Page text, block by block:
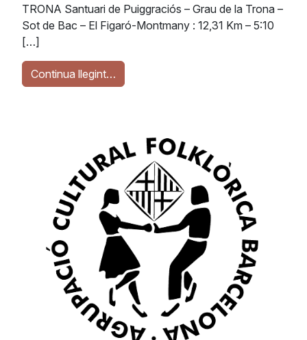
TRONA Santuari de Puiggraciós – Grau de la Trona –
Sot de Bac – El Figaró-Montmany : 12,31 Km – 5:10
[…]
Continua llegint…